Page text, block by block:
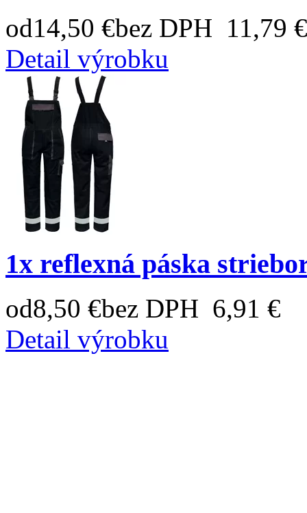
od14,50 €bez DPH 11,79 €
Detail výrobku
1x reflexná páska
od8,50 €bez DPH 6,91 €
Detail výrobku